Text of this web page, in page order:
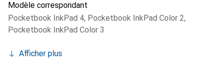
Modèle correspondant
Pocketbook InkPad 4, Pocketbook InkPad Color 2,
Pocketbook InkPad Color 3
Afficher plus